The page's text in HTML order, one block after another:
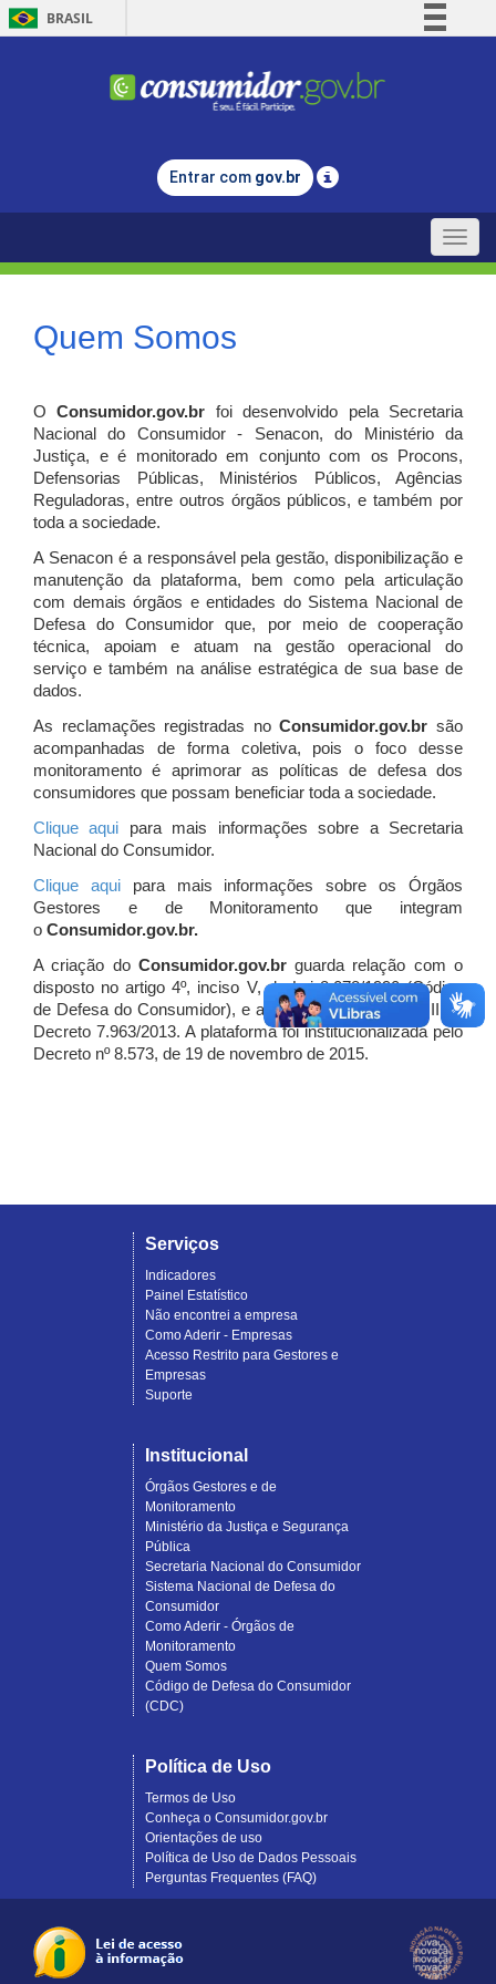
BRASIL
Comunica BR
Legislação
Entrar com gov.br
Toggle
Quem Somos
OConsumidor.gov.br
foi desenvolvido pela Secretaria
Nacional do Consumidor - Senacon, do Ministério da
Justiça, e é monitorado em conjunto com os Procons,
Defensorias Públicas, Ministérios Públicos, Agências
Reguladoras, entre outros órgãos públicos, e também por
toda a sociedade.
A Senacon é a responsável pela gestão, disponibilização e
manutenção da plataforma, bem como pela articulação
com demais órgãos e entidades do Sistema Nacional de
Defesa do Consumidor que, por meio de cooperação
técnica, apoiam e atuam na gestão operacional do
serviço e também na análise estratégica de sua base de
dados.
As reclamações registradas noConsumidor.gov.br são
acompanhadas de forma coletiva, pois o foco desse
monitoramento é aprimorar as políticas de defesa dos
consumidores que possam beneficiar toda a sociedade.
Clique aqui para mais informações sobre a Secretaria
Nacional do Consumidor.
Clique aquipara mais informações sobre os Órgãos
Gestores e de Monitoramento que integram
o Consumidor.gov.br.
A criação do Consumidor.gov.brguarda relação com o
disposto no artigo 4º, inciso V, da Lei 8.078/1990 (Código
de Defesa do Consumidor), e artigo 7º, incisos I, II e III do
Decreto 7.963/2013. A plataforma foi institucionalizada pelo
Decreto nº 8.573, de 19 de novembro de 2015.
Serviços
Indicadores
Painel Estatístico
Não encontrei a empresa
Como Aderir - Empresas
Acesso Restrito para Gestores e
Empresas
Suporte
Institucional
Órgãos Gestores e de
Monitoramento
Ministério da Justiça e Segurança
Pública
Secretaria Nacional do Consumidor
Sistema Nacional de Defesa do
Consumidor
Como Aderir - Órgãos de
Monitoramento
Quem Somos
Código de Defesa do Consumidor
(CDC)
Política de Uso
Termos de Uso
Conheça o Consumidor.gov.br
Orientações de uso
Política de Uso de Dados Pessoais
Perguntas Frequentes (FAQ)